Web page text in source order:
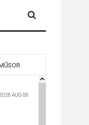
2026 AUG 06